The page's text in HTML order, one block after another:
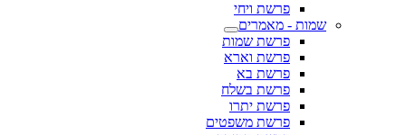
פרשת ויחי
שמות - מאמרים
פרשת שמות
פרשת וארא
פרשת בא
פרשת בשלח
פרשת יתרו
פרשת משפטים